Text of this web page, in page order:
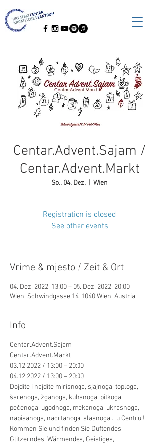
Centar.Advent.Sajam /
Centar.Advent.Markt
So., 04. Dez. Wien
Registration is closed
See other events
Vrime & mjesto / Zeit & Ort
04. Dez. 2022, 13:00 – 05. Dez. 2022, 20:00
Wien, Schwindgasse 14, 1040 Wien, Austria
Info
Centar.Advent.Sajam
Centar.Advent.Markt
03.12.2022 / 13:00 – 20:00
04.12.2022 / 13:00 – 20:00
Dojdite i najdite mirisnoga, sjajnoga, toploga,
šarenoga, žganoga, kuhanoga, pitkoga,
pečenoga, ugodnoga, mekanoga, ukrasnoga,
napisanoga, nacrtanoga, slasnoga... u Centru !
Kommen Sie und finden Sie Duftendes,
Glitzerndes, Wärmendes, Geistiges,